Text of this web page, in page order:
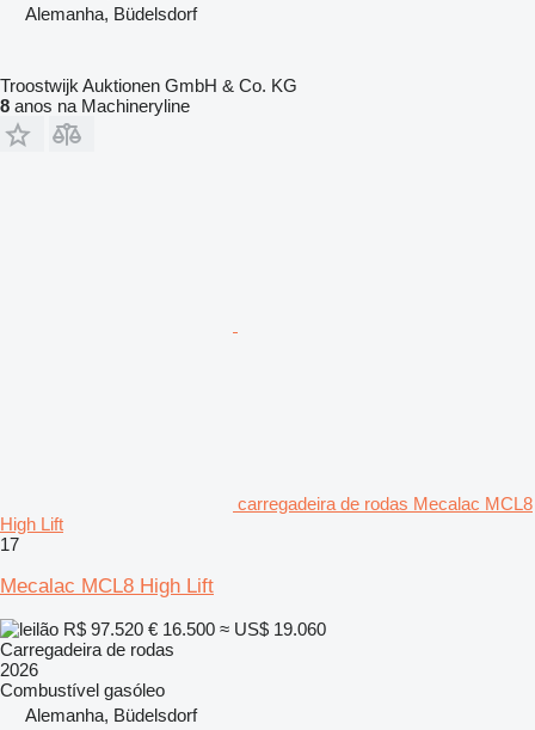
Alemanha, Büdelsdorf
Troostwijk Auktionen GmbH & Co. KG
8 anos na Machineryline
carregadeira de rodas Mecalac MCL8
High Lift
17
Mecalac MCL8 High Lift
R$ 97.520 € 16.500 ≈ US$ 19.060
Carregadeira de rodas
2026
Combustível gasóleo
Alemanha, Büdelsdorf